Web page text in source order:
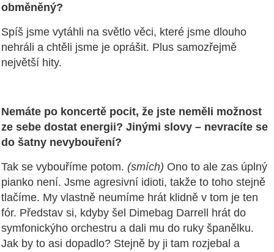
obměněný?
Spíš jsme vytáhli na světlo věci, které jsme dlouho
nehráli a chtěli jsme je oprášit. Plus samozřejmě
největší hity.
Nemáte po koncertě pocit, že jste neměli možnost
ze sebe dostat energii? Jinými slovy – nevracíte se
do šatny nevybouření?
Tak se vybouříme potom. (smích) Ono to ale zas úplný
pianko není. Jsme agresivní idioti, takže to toho stejně
tlačíme. My vlastně neumíme hrát klidně v tom je ten
fór. Představ si, kdyby šel Dimebag Darrell hrát do
symfonickýho orchestru a dali mu do ruky španělku.
Jak by to asi dopadlo? Stejně by ji tam rozjebal a